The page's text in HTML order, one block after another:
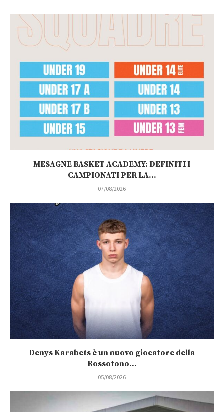
MESAGNE BASKET ACADEMY: DEFINITI I
CAMPIONATI PER LA...
07/08/2026
Denys Karabets è un nuovo giocatore della
Rossotono...
05/08/2026